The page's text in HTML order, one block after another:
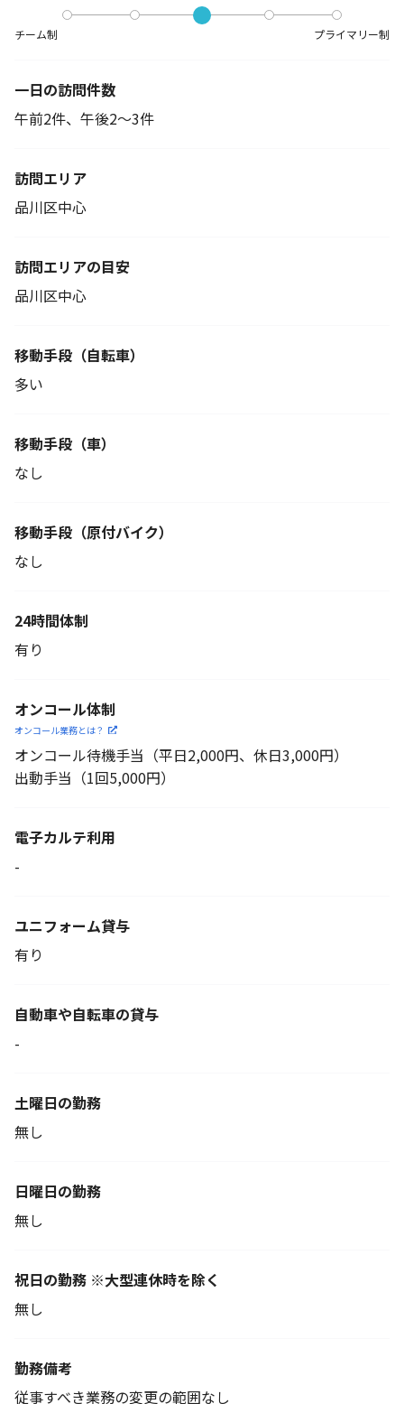
チーム制 プライマリー制
一日の訪問件数
午前2件、午後2～3件
訪問エリア
品川区中心
訪問エリアの目安
品川区中心
移動手段 （自転車）
多い
移動手段（車）
なし
移動手段 （原付バイク）
なし
24時間体制
有り
オンコール体制
オンコール業務とは？
オンコール待機手当（平日2,000円、休日3,000円）
出動手当（1回5,000円）
電子カルテ利用
-
ユニフォーム貸与
有り
自動車や自転車の貸与
-
土曜日の勤務
無し
日曜日の勤務
無し
祝日の勤務 ※大型連休時を除く
無し
勤務備考
従事すべき業務の変更の範囲なし